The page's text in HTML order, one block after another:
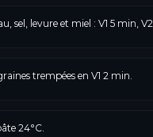
sel, levure et miel : V1 5 min,
trempées en V1 2 min.
24°C.